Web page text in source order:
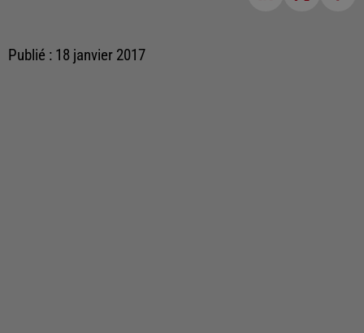
Publié : 18 janvier 2017